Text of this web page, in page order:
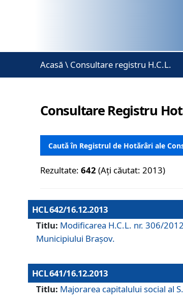
Acasă \ Consultare registru H.C.L.
Consultare Registru
Caută în Registrul de Hotărâri ale
Rezultate:642 (Ați căutat: 2013)
HCL 642/16.12.2013
Titlu: Modificarea H.C.L. nr. 306/
Municipiului Braşov.
HCL 641/16.12.2013
Titlu: Majorarea capitalului social al